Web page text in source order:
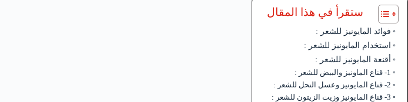
ستقرأ في هذا المقال
فوائد المايونيز للشعر :
استخدام المايونيز للشعر :
أقنعة المايونيز للشعر :
1- قناع الماونيز والبيض للشعر :
2- قناع المايونيز وعسل النحل للشعر :
3- قناع المايونيز وزيت الزيتون للشعر :